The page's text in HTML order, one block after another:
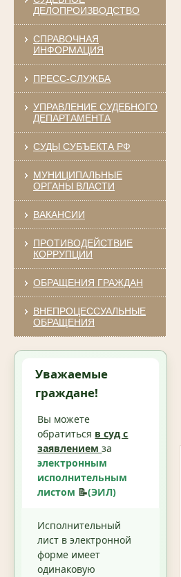
ДЕЛОПРОИЗВОДСТВО
СПРАВОЧНАЯ
ИНФОРМАЦИЯ
ПРЕСС-СЛУЖБА
УПРАВЛЕНИЕ СУДЕБНОГО
ДЕПАРТАМЕНТА
СУДЫ СУБЪЕКТА РФ
МУНИЦИПАЛЬНЫЕ
ОРГАНЫ ВЛАСТИ
ВАКАНСИИ
ПРОТИВОДЕЙСТВИЕ
КОРРУПЦИИ
ОБРАЩЕНИЯ ГРАЖДАН
ВНЕПРОЦЕССУАЛЬНЫЕ
ОБРАЩЕНИЯ
Уважаемые
граждане!
Вы можете
обратиться в суд с
заявлениемза
электронным
исполнительным
листом 📝(ЭИЛ)
Исполнительный
лист в электронной
форме имеет
одинаковую